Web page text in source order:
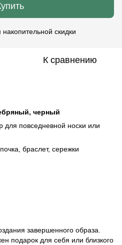
скидки
К сравнению
черный
для повседневной носки или
браслет, сережки
завершенного образа.
подарок для себя или близкого